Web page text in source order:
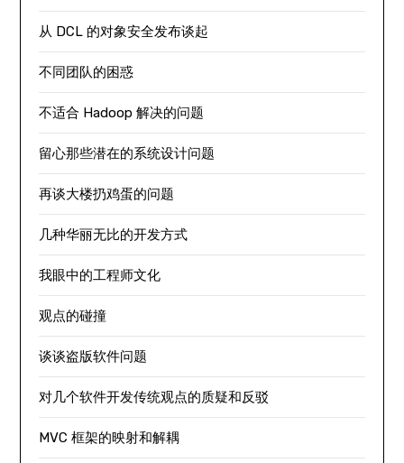
从 DCL 的对象安全发布谈起
不同团队的困惑
不适合 Hadoop 解决的问题
留心那些潜在的系统设计问题
再谈大楼扔鸡蛋的问题
几种华丽无比的开发方式
我眼中的工程师文化
观点的碰撞
谈谈盗版软件问题
对几个软件开发传统观点的质疑和反驳
MVC 框架的映射和解耦